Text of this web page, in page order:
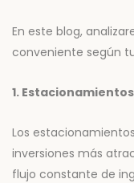
En este blog,
conveniente según
1.
Los
inversiones más
flujo constante de